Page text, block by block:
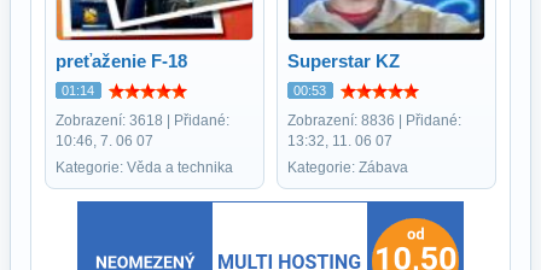
preťaženie F-18
01:14
Zobrazení: 3618 | Přidané:
10:46, 7. 06 07
Kategorie: Věda a technika
Superstar KZ
00:53
Zobrazení: 8836 | Přidané:
13:32, 11. 06 07
Kategorie: Zábava